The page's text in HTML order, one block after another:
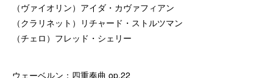
（ヴァイオリン）アイダ・カヴァフィアン
（クラリネット）リチャード・ストルツマン
（チェロ）フレッド・シェリー
ウェーベルン：四重奏曲 op.22